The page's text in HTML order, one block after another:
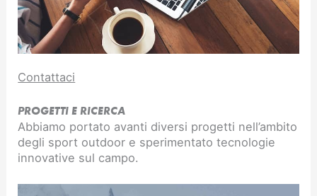
Contattaci
PROGETTI E RICERCA
Abbiamo portato avanti diversi progetti nell’ambito
degli sport outdoor e sperimentato tecnologie
innovative sul campo.